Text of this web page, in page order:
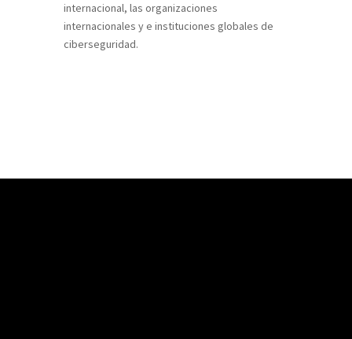
internacional, las organizaciones
internacionales y e instituciones globales de
ciberseguridad.